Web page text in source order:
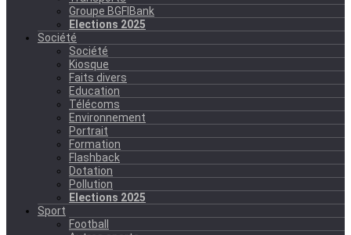
Groupe BGFIBank
Elections 2025
Société
Société
Kiosque
Faits divers
Education
Télécoms
Environnement
Portrait
Formation
Flashback
Dotation
Pollution
Elections 2025
Sport
Football